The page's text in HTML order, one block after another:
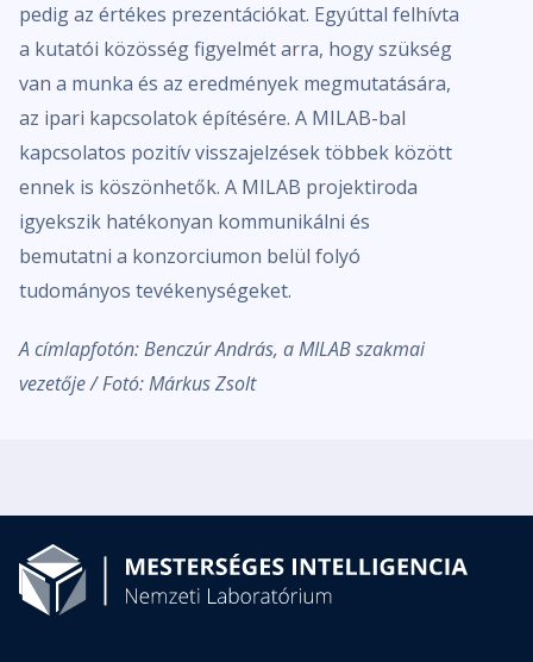
pedig az értékes prezentációkat. Egyúttal felhívta
a kutatói közösség figyelmét arra, hogy szükség
van a munka és az eredmények megmutatására,
az ipari kapcsolatok építésére. A MILAB-bal
kapcsolatos pozitív visszajelzések többek között
ennek is köszönhetők. A MILAB projektiroda
igyekszik hatékonyan kommunikálni és
bemutatni a konzorciumon belül folyó
tudományos tevékenységeket.
A címlapfotón: Benczúr András, a MILAB szakmai
vezetője / Fotó: Márkus Zsolt